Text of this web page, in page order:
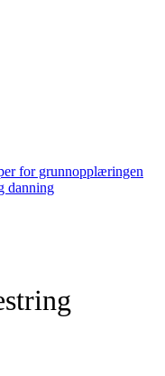
for grunnopplæringen
danning